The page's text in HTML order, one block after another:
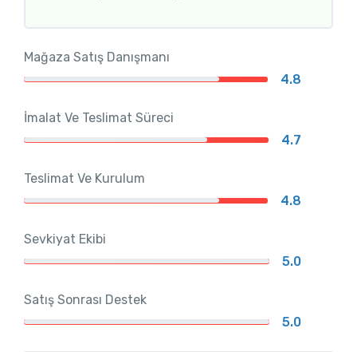
Mağaza Satış Danışmanı
4.8
İmalat Ve Teslimat Süreci
4.7
Teslimat Ve Kurulum
4.8
Sevkiyat Ekibi
5.0
Satış Sonrası Destek
5.0